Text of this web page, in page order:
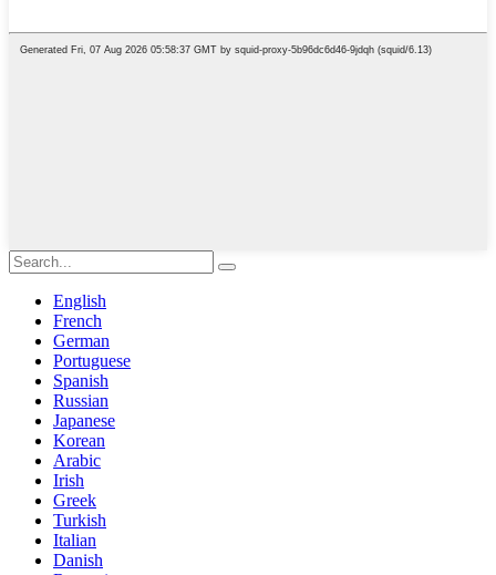
English
French
German
Portuguese
Spanish
Russian
Japanese
Korean
Arabic
Irish
Greek
Turkish
Italian
Danish